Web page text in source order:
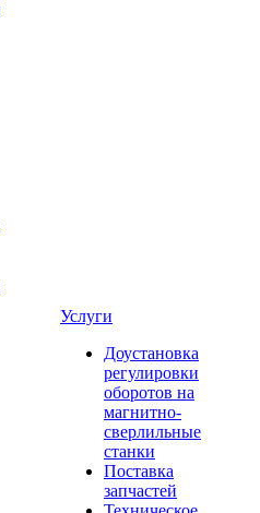
Услуги
Доустановка
регулировки
оборотов на
магнитно-
сверлильные
станки
Поставка
запчастей